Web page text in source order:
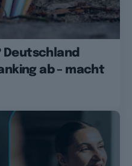
Deutschland
ab – macht